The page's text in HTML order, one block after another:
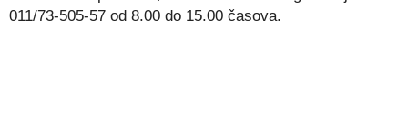
011/73-505-57 od 8.00 do 15.00 časova.